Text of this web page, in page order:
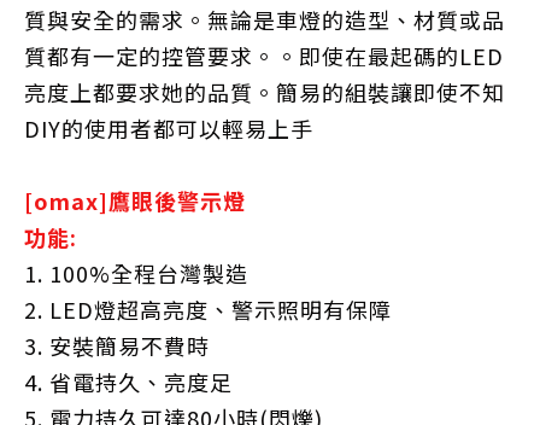
質與安全的需求。無論是車燈的造型、材質或品
質都有一定的控管要求。。即使在最起碼的LED
亮度上都要求她的品質。簡易的組裝讓即使不知
DIY的使用者都可以輕易上手
[omax]鷹眼後警示燈
功能:
1. 100%全程台灣製造
2. LED燈超高亮度、警示照明有保障
3. 安裝簡易不費時
4. 省電持久、亮度足
5. 電力持久可達80小時(閃爍)